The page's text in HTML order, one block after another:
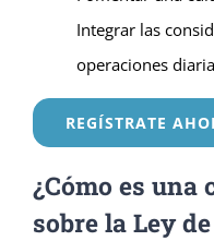
Integrar las
operaciones
REGÍSTRATE
¿Cómo es una
sobre la Ley